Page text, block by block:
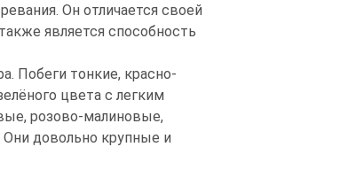
Он отличается своей
является способность
Побеги тонкие, красно-
цвета с легким
розово-малиновые,
довольно крупные и